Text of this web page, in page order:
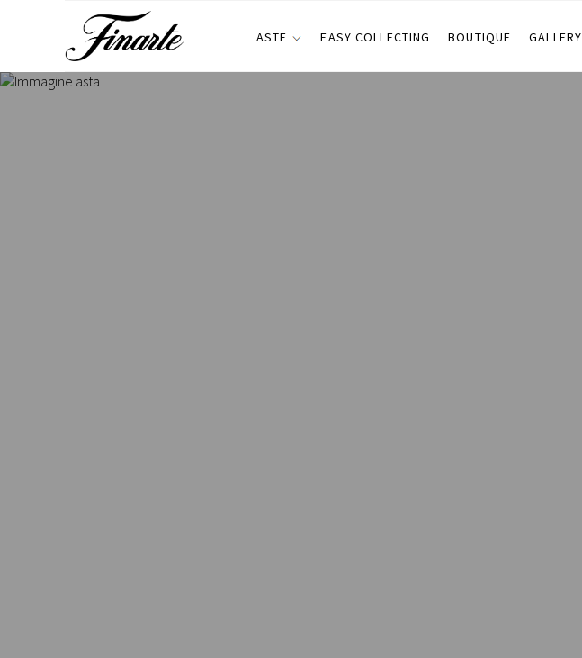
ASTE EASY COLLECTING BOUTIQUE GALLERY